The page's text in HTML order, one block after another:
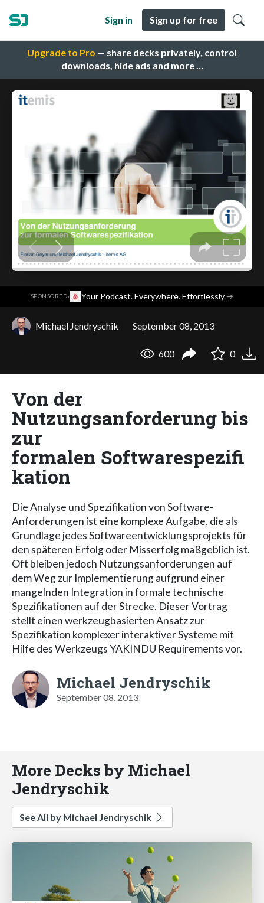
Upgrade to Pro — share decks privately, control
downloads, hide ads and more …
Sign in Sign up for free
SPONSORED· Your Podcast. Everywhere. Effortlessly.→
Michael Jendryschik September 08, 2013
600 0
Von der
Nutzungsanforderung bis
zur
formalen Softwarespezifi
kation
Die Analyse und Spezifikation von Software-
Anforderungen ist eine komplexe Aufgabe, die als
Grundlage jedes Softwareentwicklungsprojekts für
den späteren Erfolg oder Misserfolg maßgeblich ist.
Oft bleiben jedoch Nutzungsanforderungen auf
dem Weg zur Implementierung aufgrund einer
mangelnden Integration in formale technische
Spezifikationen auf der Strecke. Dieser Vortrag
stellt einen werkzeugbasierten Ansatz zur
Spezifikation komplexer interaktiver Systeme mit
Hilfe des Werkzeugs YAKINDU Requirements vor.
Michael Jendryschik
September 08, 2013
More Decks by Michael
Jendryschik
See All by Michael Jendryschik